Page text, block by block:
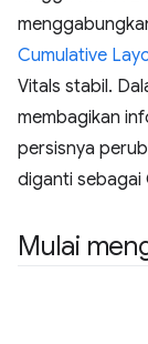
Cumulative
Vitals stabil.
membagikan
persisnya
diganti sebagai
Mulai